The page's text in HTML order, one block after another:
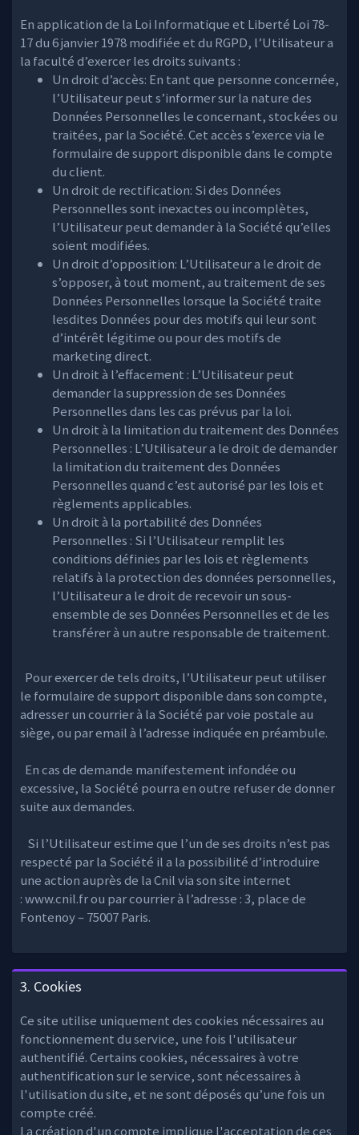
En application de la Loi Informatique et Liberté Loi 78-
17 du 6 janvier 1978 modifiée et du RGPD, l’Utilisateur a
la faculté d’exercer les droits suivants :
Un droit d’accès: En tant que personne concernée,
l’Utilisateur peut s’informer sur la nature des
Données Personnelles le concernant, stockées ou
traitées, par la Société. Cet accès s’exerce via le
formulaire de support disponible dans le compte
du client.
Un droit de rectification: Si des Données
Personnelles sont inexactes ou incomplètes,
l’Utilisateur peut demander à la Société qu’elles
soient modifiées.
Un droit d’opposition: L’Utilisateur a le droit de
s’opposer, à tout moment, au traitement de ses
Données Personnelles lorsque la Société traite
lesdites Données pour des motifs qui leur sont
d’intérêt légitime ou pour des motifs de
marketing direct.
Un droit à l’effacement : L’Utilisateur peut
demander la suppression de ses Données
Personnelles dans les cas prévus par la loi.
Un droit à la limitation du traitement des Données
Personnelles : L’Utilisateur a le droit de demander
la limitation du traitement des Données
Personnelles quand c’est autorisé par les lois et
règlements applicables.
Un droit à la portabilité des Données
Personnelles : Si l’Utilisateur remplit les
conditions définies par les lois et règlements
relatifs à la protection des données personnelles,
l’Utilisateur a le droit de recevoir un sous-
ensemble de ses Données Personnelles et de les
transférer à un autre responsable de traitement.
Pour exercer de tels droits, l’Utilisateur peut utiliser
le formulaire de support disponible dans son compte,
adresser un courrier à la Société par voie postale au
siège, ou par email à l’adresse indiquée en préambule.
En cas de demande manifestement infondée ou
excessive, la Société pourra en outre refuser de donner
suite aux demandes.
Si l’Utilisateur estime que l’un de ses droits n’est pas
respecté par la Société il a la possibilité d’introduire
une action auprès de la Cnil via son site internet
: www.cnil.fr ou par courrier à l’adresse : 3, place de
Fontenoy – 75007 Paris.
3. Cookies
Ce site utilise uniquement des cookies nécessaires au
fonctionnement du service, une fois l'utilisateur
authentifié. Certains cookies, nécessaires à votre
authentification sur le service, sont nécessaires à
l'utilisation du site, et ne sont déposés qu’une fois un
compte créé.
La création d'un compte implique l'acceptation de ces